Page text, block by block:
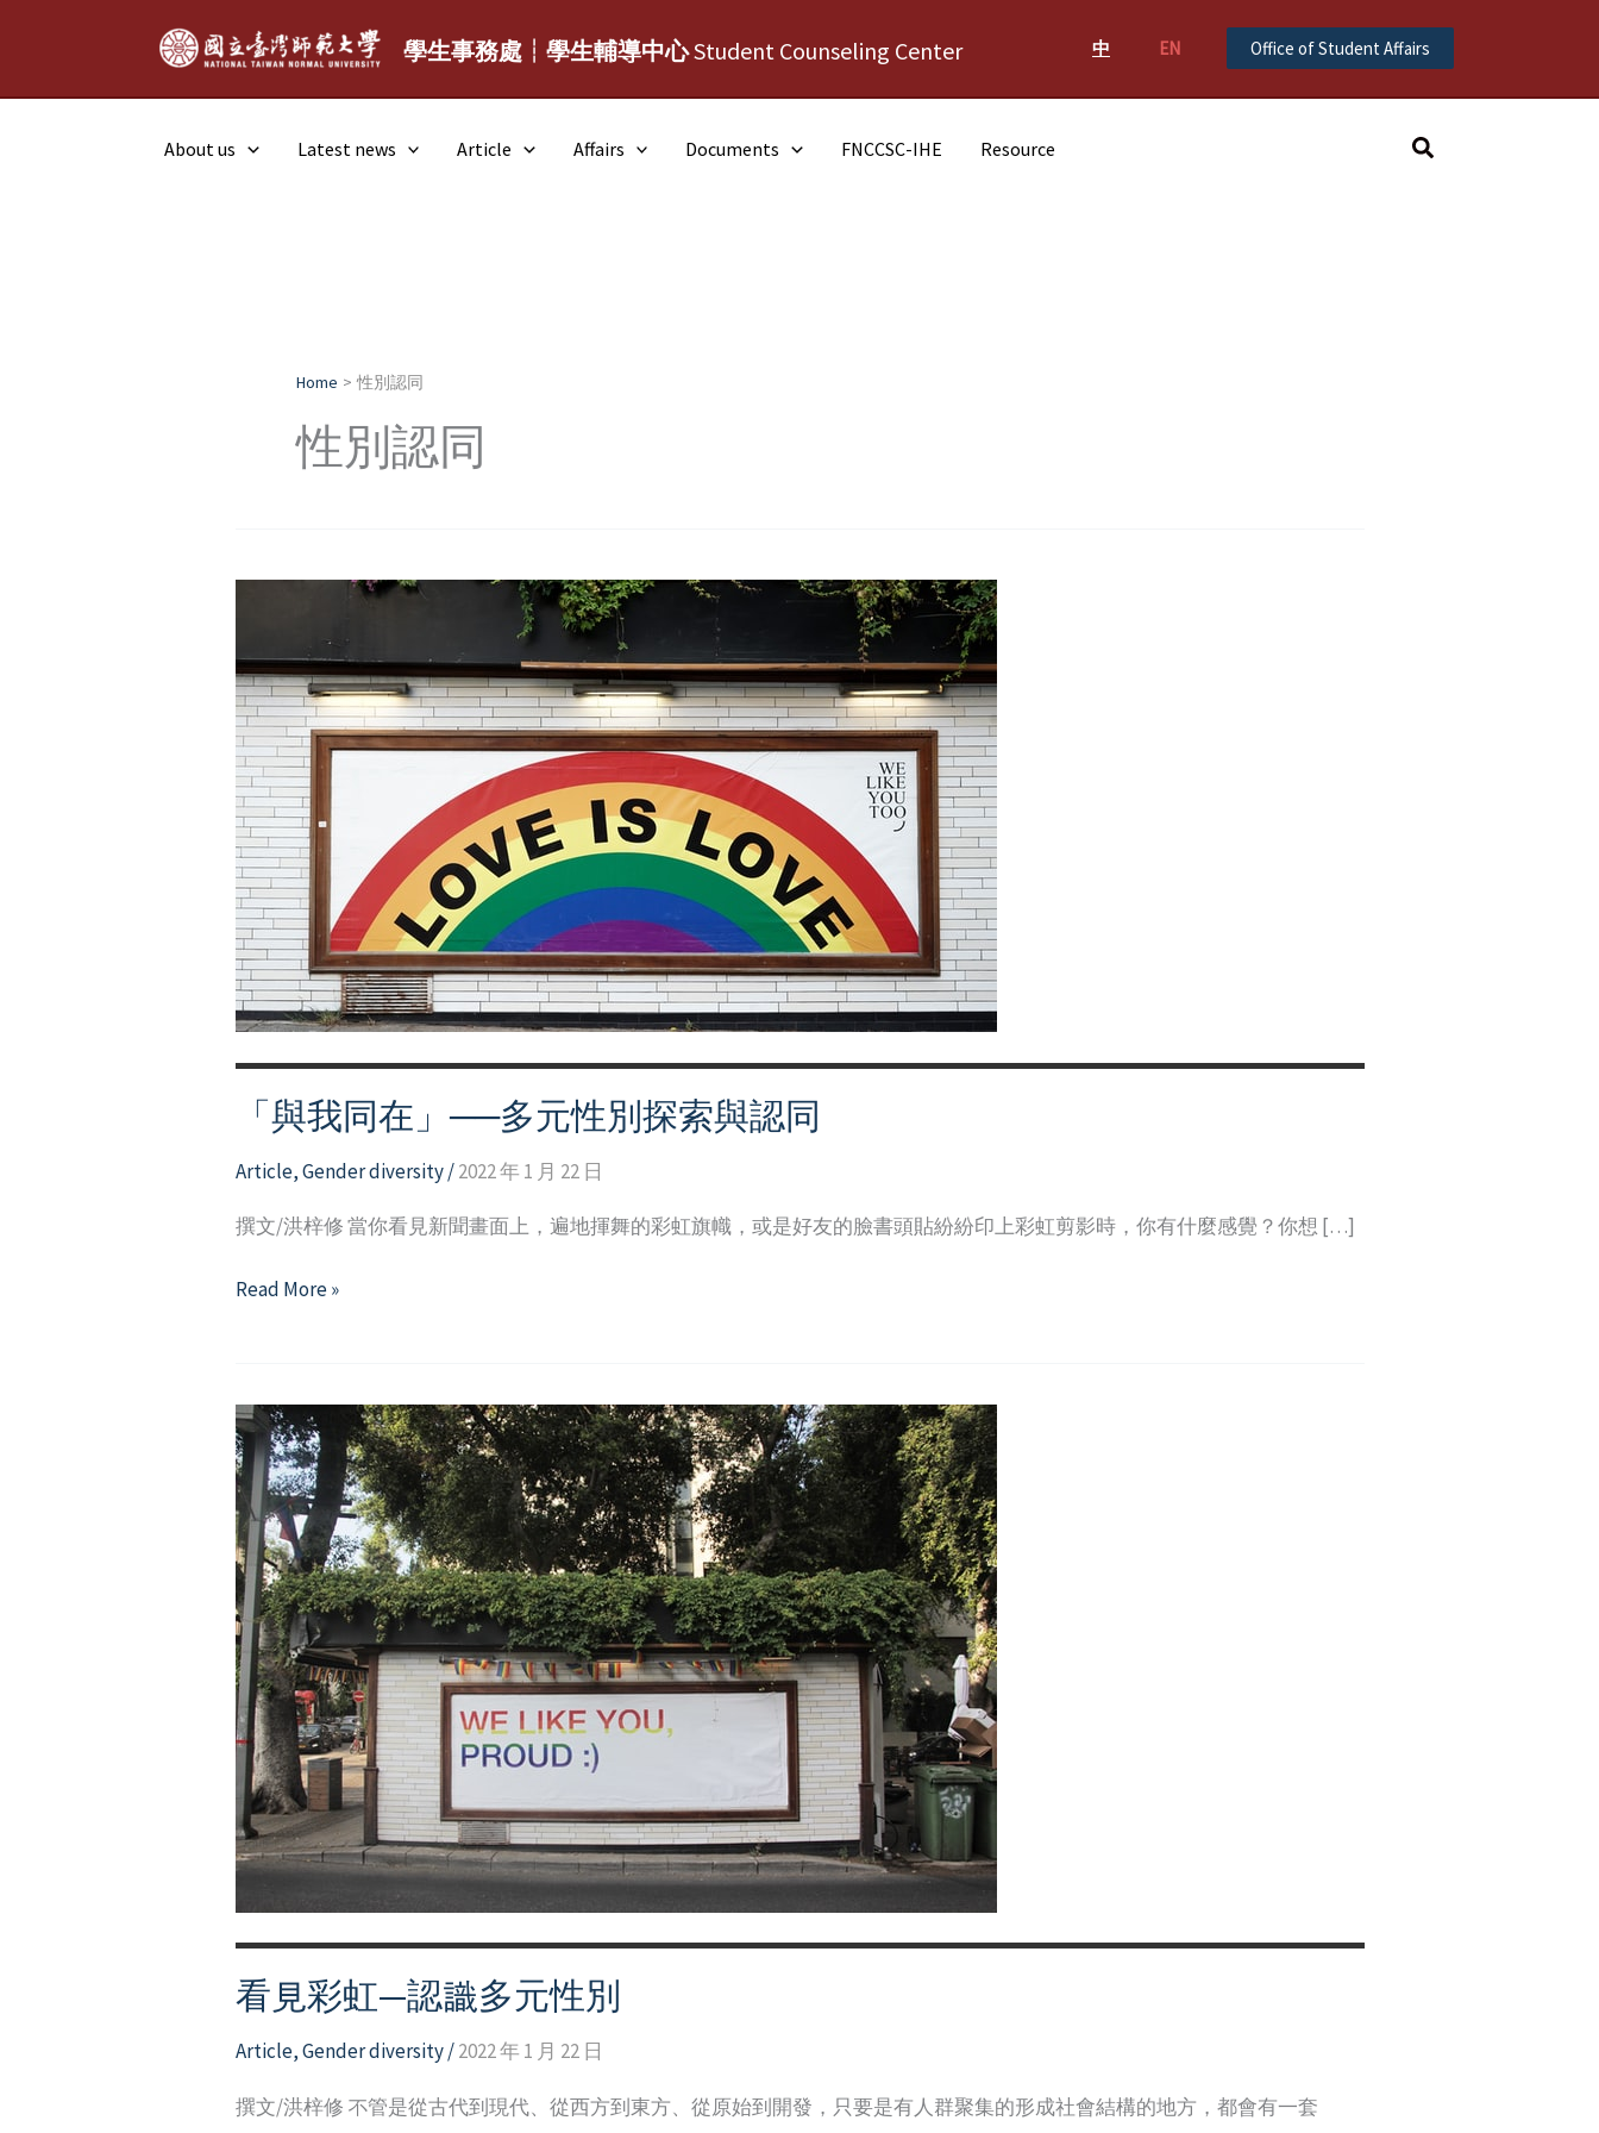
學生事務處┆學生輔導中心Student Counseling Center 中 EN Office of Student Affairs
About us Latest news Article Affairs Documents FNCCSC-IHE Resource Search
Home 性別認同
性別認同
「與我同在」──多元性別探索與認同
Article,Gender diversity/2022 年 1 月 22 日
撰文/洪梓修 當你看見新聞畫面上，遍地揮舞的彩虹旗幟，或是好友的臉書頭貼紛紛印上彩虹剪影時，你有什麼感覺？你想 […]
「與
──
多
元
性
別
探
索
與
認
同
Read More »
看見彩虹—認識多元性別
Article,Gender diversity/2022 年 1 月 22 日
撰文/洪梓修 不管是從古代到現代、從西方到東方、從原始到開發，只要是有人群聚集的形成社會結構的地方，都會有一套